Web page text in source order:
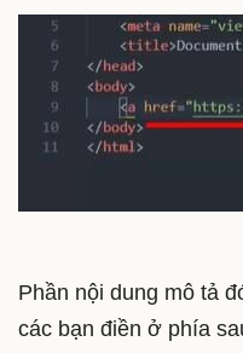
Phần nội dung mô tả
các bạn điền ở phía